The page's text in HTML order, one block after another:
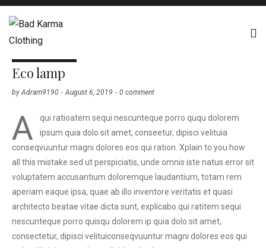
Eco lamp
byAdram9190 August 6, 2019 0 comment
A
qui ratioatem sequi nescunteque porro ququ dolorem
ipsum quia dolo sit amet, conseetur, dipisci velituia
conseqvuuntur magni dolores eos qui ration. Xplain to you how
all this mistake sed ut perspiciatis, unde omnis iste natus error sit
voluptatem accusantium doloremque laudantium, totam rem
aperiam eaque ipsa, quae ab illo inventore veritatis et quasi
architecto beatae vitae dicta sunt, explicabo.qui ratitem sequi
nescunteque porro quisqu dolorem ip quia dolo sit amet,
consectetur, dipisci velituiconseqvuuntur magni dolores eos qui